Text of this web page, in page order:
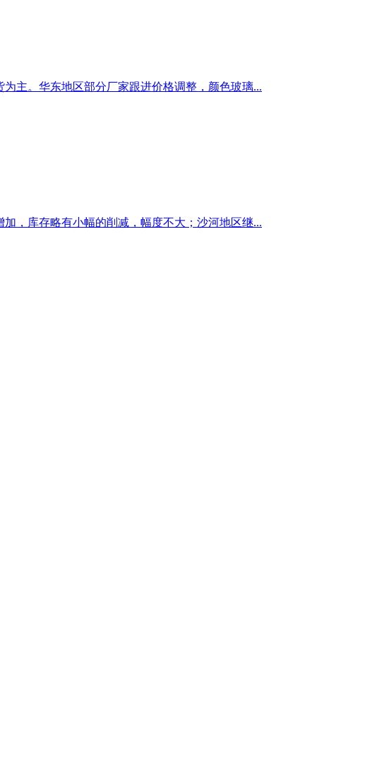
主。华东地区部分厂家跟进价格调整，颜色玻璃...
，库存略有小幅的削减，幅度不大；沙河地区继...